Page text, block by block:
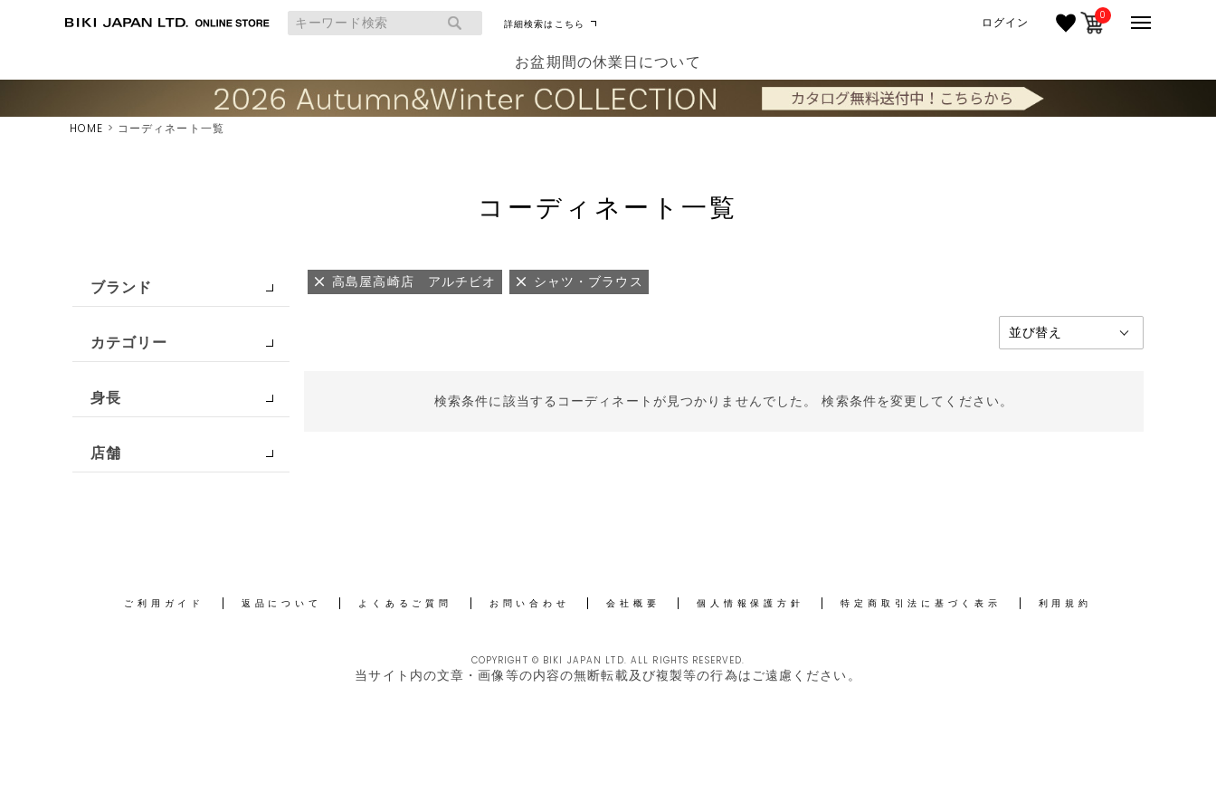
詳細検索はこちら ログイン 0
お盆期間の休業日について
HOME コーディネート一覧
コーディネート一覧
ブランド
カテゴリー
身長
店舗
高島屋高崎店 アルチビオ シャツ・ブラウス
検索条件に該当するコーディネートが見つかりませんでした。 検索条件を変更してください。
ご利用ガイド 返品について よくあるご質問 お問い合わせ 会社概要 個人情報保護方針 特定商取引法に基づく表示 利用規約
COPYRIGHT © BIKI JAPAN LTD. ALL RIGHTS RESERVED.
当サイト内の文章・画像等の内容の無断転載及び複製等の行為はご遠慮ください。